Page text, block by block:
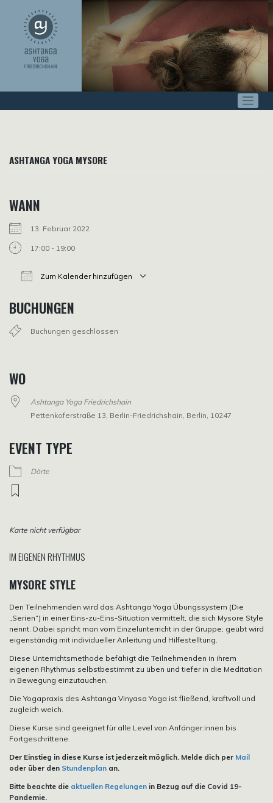
springen
ASHTANGA YOGA MYSORE
WANN
13. Februar 2022
17:00 - 19:00
Zum Kalender hinzufügen
BUCHUNGEN
Buchungen geschlossen
WO
Ashtanga Yoga Friedrichshain
Pettenkoferstraße 13, Berlin-Friedrichshain, Berlin, 10247
EVENT TYPE
Dörte
Karte nicht verfügbar
IM EIGENEN RHYTHMUS
MYSORE STYLE
Den Teilnehmenden wird das Ashtanga Yoga Übungssystem (Die
„Serien“) in einer Eins-zu-Eins-Situation vermittelt, die sich Mysore Style
nennt. Dabei spricht man vom Einzelunterricht in der Gruppe; geübt wird
eigenständig mit individueller Anleitung und Hilfestelltung.
Diese Unterrichtsmethode befähigt die Teilnehmenden in ihrem
eigenen Rhythmus selbstbestimmt zu üben und tiefer in die Meditation
in Bewegung einzutauchen.
Die Yogapraxis des Ashtanga Vinyasa Yoga ist fließend, kraftvoll und
zugleich weich.
Diese Kurse sind geeignet für alle Level von Anfänger:innen bis
Fortgeschrittene.
Der Einstieg in diese Kurse ist jederzeit möglich. Melde dich per Mail
oder über den Stundenplan an.
Bitte beachte die aktuellen Regelungen in Bezug auf die Covid 19-
Pandemie.